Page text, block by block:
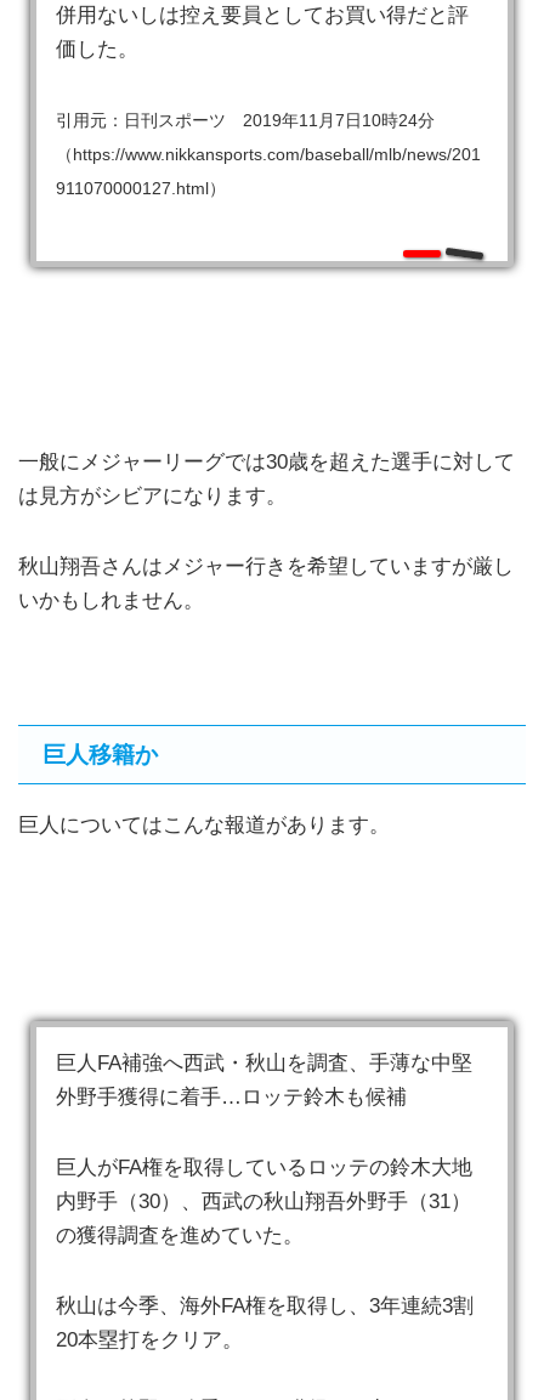
併用ないしは控え要員としてお買い得だと評
価した。
引用元：日刊スポーツ 2019年11月7日10時24分
（https://www.nikkansports.com/baseball/mlb/news/201
911070000127.html）
一般にメジャーリーグでは30歳を超えた選手に対して
は見方がシビアになります。
秋山翔吾さんはメジャー行きを希望していますが厳し
いかもしれません。
巨人移籍か
巨人についてはこんな報道があります。
巨人FA補強へ西武・秋山を調査、手薄な中堅
外野手獲得に着手…ロッテ鈴木も候補
巨人がFA権を取得しているロッテの鈴木大地
内野手（30）、西武の秋山翔吾外野手（31）
の獲得調査を進めていた。
秋山は今季、海外FA権を取得し、3年連続3割
20本塁打をクリア。